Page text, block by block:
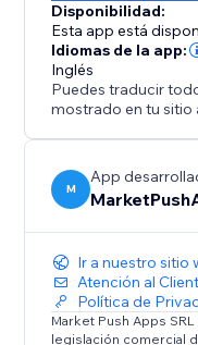
Disponibilidad:
Esta app está
Idiomas de la app:
Inglés
Puedes traducir
mostrado en tu sitio
M
App
Ir a nuestro sitio
Atención al
Política de
Market Push Apps
legislación comercial